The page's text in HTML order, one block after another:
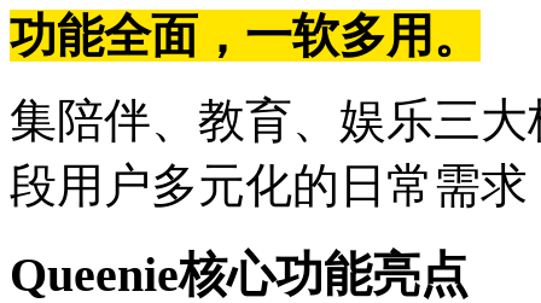
功能全面，一软多用。
集陪伴、教育、娱乐三
段用户多元化的日常需
Queenie核心功能亮点